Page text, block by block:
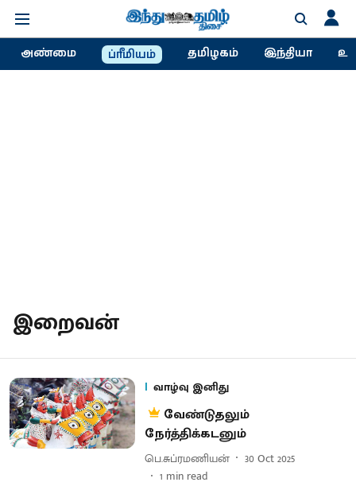
அண்மை ப்ரீமியம் தமிழகம் இந்தியா
இறைவன்
வாழ்வு இனிது
வேண்டுதலும்
நேர்த்திக்கடனும்
பெ.சுப்ரமணியன்
30 Oct 2025
1 min read